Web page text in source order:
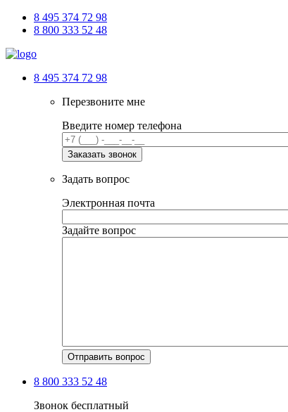
8 495 374 72 98
8 800 333 52 48
8 495 374 72 98
Перезвоните мне
Введите номер телефона
Задать вопрос
Электронная почта
Задайте вопрос
8 800 333 52 48
Звонок бесплатный